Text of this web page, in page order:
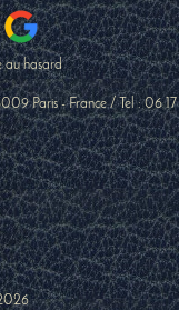
au hasard
Paris-France / Tel :06 17